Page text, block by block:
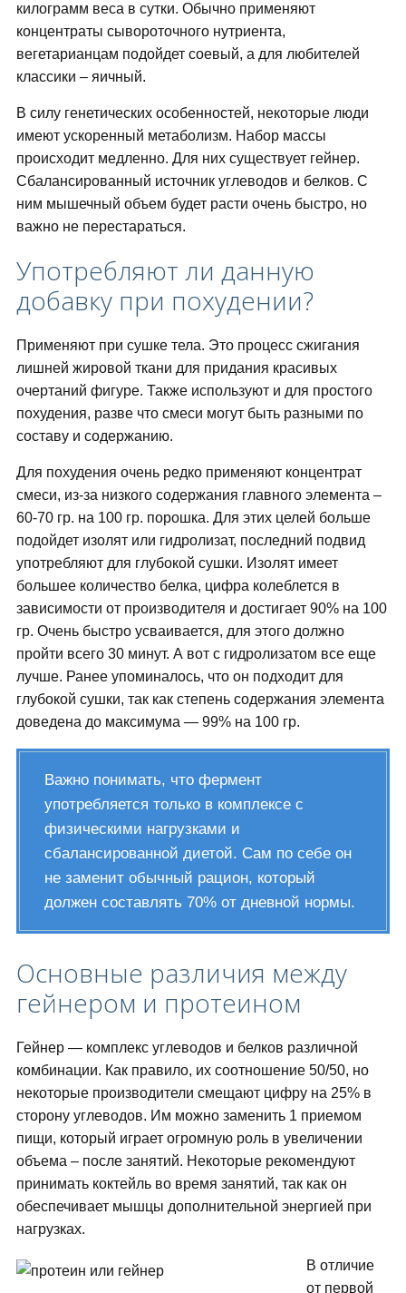
килограмм веса в сутки. Обычно применяют
концентраты сывороточного нутриента,
вегетарианцам подойдет соевый, а для любителей
классики – яичный.
В силу генетических особенностей, некоторые люди
имеют ускоренный метаболизм. Набор массы
происходит медленно. Для них существует гейнер.
Сбалансированный источник углеводов и белков. С
ним мышечный объем будет расти очень быстро, но
важно не перестараться.
Употребляют ли данную
добавку при похудении?
Применяют при сушке тела. Это процесс сжигания
лишней жировой ткани для придания красивых
очертаний фигуре. Также используют и для простого
похудения, разве что смеси могут быть разными по
составу и содержанию.
Для похудения очень редко применяют концентрат
смеси, из-за низкого содержания главного элемента –
60-70 гр. на 100 гр. порошка. Для этих целей больше
подойдет изолят или гидролизат, последний подвид
употребляют для глубокой сушки. Изолят имеет
большее количество белка, цифра колеблется в
зависимости от производителя и достигает 90% на 100
гр. Очень быстро усваивается, для этого должно
пройти всего 30 минут. А вот с гидролизатом все еще
лучше. Ранее упоминалось, что он подходит для
глубокой сушки, так как степень содержания элемента
доведена до максимума — 99% на 100 гр.
Важно понимать, что фермент
употребляется только в комплексе с
физическими нагрузками и
сбалансированной диетой. Сам по себе он
не заменит обычный рацион, который
должен составлять 70% от дневной нормы.
Основные различия между
гейнером и протеином
Гейнер — комплекс углеводов и белков различной
комбинации. Как правило, их соотношение 50/50, но
некоторые производители смещают цифру на 25% в
сторону углеводов. Им можно заменить 1 приемом
пищи, который играет огромную роль в увеличении
объема – после занятий. Некоторые рекомендуют
принимать коктейль во время занятий, так как он
обеспечивает мышцы дополнительной энергией при
нагрузках.
В отличие
от первой